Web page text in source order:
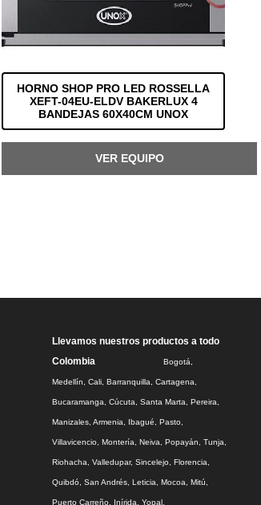
HORNO SHOP PRO LED ROSSELLA
XEFT-04EU-ELDV BAKERLUX 4
BANDEJAS 60X40CM UNOX
VER EQUIPO
Llevamos nuestros productos a todo
Colombia
Bogotá,
Medellín, Cali, Barranquilla, Cartagena,
Bucaramanga, Cúcuta, Santa Marta, Pereira,
Manizales, Armenia, Ibagué, Pasto,
Villavicencio, Montería, Neiva, Popayán, Tunja,
Riohacha, Valledupar, Sincelejo, Florencia,
Quibdó, San Andrés, Leticia, Mocoa, Mitú,
Puerto Carreño, Inírida, Yopal.